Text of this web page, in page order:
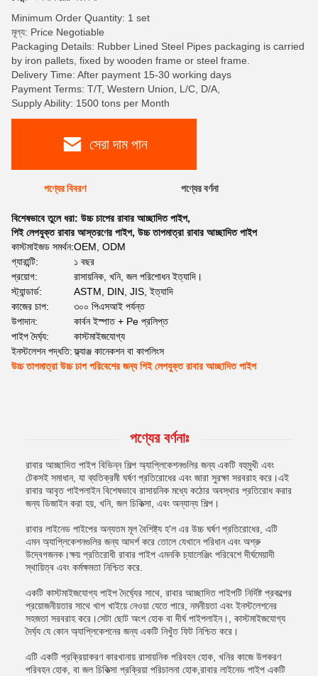
Minimum Order Quantity: 1 set
মূল্য: Price Negotiable
Packaging Details: Rubber Lined Steel Pipes packaging is carried
by iron pallets, fixed by wooden frame or steel frame.
Delivery Time: After payment 15-30 working days
Payment Terms: T/T, Western Union, L/C, D/A,
Supply Ability: 1500 tons per Month
সেরা দাম পান
পণ্যের বিবরণ পণ্যের বর্ণনা
বিশেষভাবে তুলে ধরা: উচ্চ চাপের রাবার আচ্ছাদিত পাইপ,
পিই লেপযুক্ত রাবার আস্তরণের পাইপ, উচ্চ তাপমাত্রা রাবার আচ্ছাদিত পাইপ
কাস্টমাইজড সমর্থন:OEM, ODM
গ্যারান্টি:
১ বছর
প্রয়োগ:
রাসায়নিক, খনি, জল পরিশোধন ইত্যাদি।
স্ট্যান্ডার্ড:
ASTM, DIN, JIS, ইত্যাদি
কাজের চাপ:
৩০০ পিএসআই পর্যন্ত
উপাদান:
কার্বন ইস্পাত + Pe প্রলিপ্ত
পাইপ দৈর্ঘ্য:
কাস্টমাইজযোগ্য
ইনস্টলেশন পদ্ধতি:ফ্ল্যাঞ্জ কানেকশন বা কাপলিংস
উচ্চ তাপমাত্রা উচ্চ চাপ পরিবেশের জন্য পিই লেপযুক্ত রাবার আচ্ছাদিত পাইপ
পণ্যের বর্ণনাঃ
রাবার আচ্ছাদিত পাইপ বিভিন্ন শিল্প অ্যাপ্লিকেশনগুলির জন্য একটি বহুমুখী এবং
টেকসই সমাধান, যা ব্যতিক্রমী ঘর্ষণ প্রতিরোধের এবং জারা সুরক্ষা সরবরাহ করে।এই
রাবার আবৃত পাইপলাইন বিশেষভাবে রাসায়নিক মধ্যে কঠোর অবস্থার প্রতিরোধ করার
জন্য ডিজাইন করা হয়, খনি, জল চিকিত্সা, এবং অন্যান্য শিল্প।
রাবার লাইনেড পাইপের অন্যতম মূল বৈশিষ্ট্য হ'ল এর উচ্চ ঘর্ষণ প্রতিরোধের, এটি
এমন অ্যাপ্লিকেশনগুলির জন্য আদর্শ করে তোলে যেখানে পরিধান এবং অশ্রু
উদ্বেগজনক।ক্ষয় প্রতিরোধী রাবার পাইপ এমনকি চ্যালেঞ্জিং পরিবেশে দীর্ঘমেয়াদী
স্থায়িত্ব এবং কর্মক্ষমতা নিশ্চিত করে.
একটি কাস্টমাইজযোগ্য পাইপ দৈর্ঘ্যের সাথে, রাবার আচ্ছাদিত পাইপটি নির্দিষ্ট প্রকল্পের
প্রয়োজনীয়তার সাথে খাপ খাইয়ে নেওয়া যেতে পারে, নমনীয়তা এবং ইনস্টলেশনের
সহজতা সরবরাহ করে।সেটা ছোট অংশ হোক বা দীর্ঘ পাইপলাইন।, কাস্টমাইজযোগ্য
দৈর্ঘ্য যে কোন অ্যাপ্লিকেশনের জন্য একটি নিখুঁত ফিট নিশ্চিত করে।
এটি একটি প্রক্রিয়াকরণ কারখানায় রাসায়নিক পরিবহন হোক, খনির কাজে উপকরণ
পরিবহন হোক, বা জল চিকিত্সা প্রক্রিয়া পরিচালনা হোক,রাবার লাইনেড পাইপ একটি